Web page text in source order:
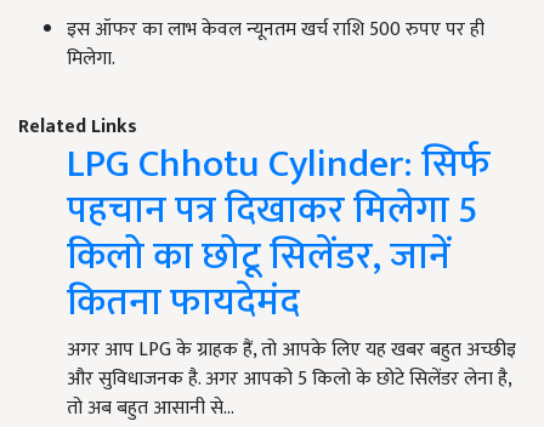
इस ऑफर का लाभ केवल न्‍यूनतम खर्च राशि 500 रुपए पर ही
मिलेगा.
Related Links
LPG Chhotu Cylinder: सिर्फ
पहचान पत्र दिखाकर मिलेगा 5
किलो का छोटू सिलेंडर, जानें
कितना फायदेमंद
अगर आप LPG के ग्राहक हैं, तो आपके लिए यह खबर बहुत अच्छीइ
और सुविधाजनक है. अगर आपको 5 किलो के छोटे सिलेंडर लेना है,
तो अब बहुत आसानी से…